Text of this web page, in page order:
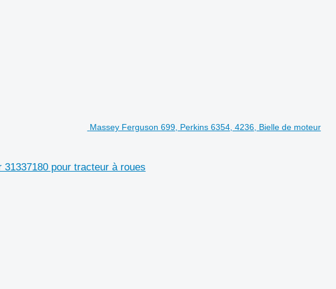
Massey Ferguson 699, Perkins 6354, 4236, Bielle de moteur
pour tracteur à roues